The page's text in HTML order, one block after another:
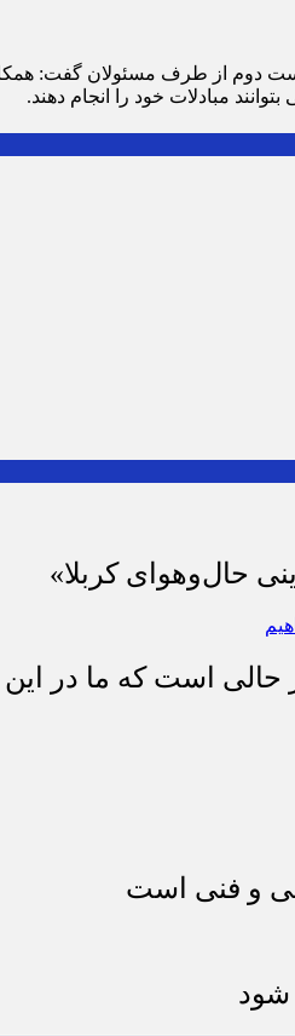
دست دوم از طرف مسئولان گفت:
مبادلات خود را انجام دهند.
حال‌وهوای کربلا»
حالی است که ما در
و فنی است
شود